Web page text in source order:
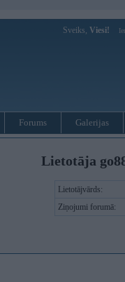
Sveiks, Viesi!
Forums Galerijas
Lietotāja
Lietotājvārds:
Ziņojumi forumā: